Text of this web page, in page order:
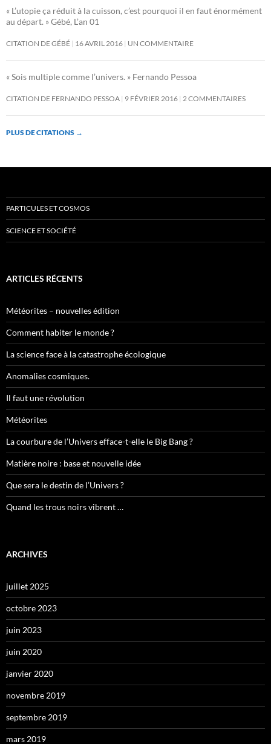
« L’utopie ça réduit à la cuisson, c’est pourquoi il en faut énormément
au départ. » Gébé, L’an 01
CITATION DE GÉBÉ 16 AVRIL 2016 UN COMMENTAIRE
« Sois multiple comme l’univers. » Fernando Pessoa
CITATION DE FERNANDO PESSOA 9 FÉVRIER 2016 2 COMMENTAIRES
PLUS DE CITATIONS →
PARTICULES ET COSMOS
SCIENCE ET SOCIÉTÉ
ARTICLES RÉCENTS
Météorites – nouvelles édition
Comment habiter le monde ?
La science face à la catastrophe écologique
Anomalies cosmiques.
Il faut une révolution
Météorites
La courbure de l’Univers efface-t-elle le Big Bang ?
Matière noire : base et nouvelle idée
Que sera le destin de l’Univers ?
Quand les trous noirs vibrent …
ARCHIVES
juillet 2025
octobre 2023
juin 2023
juin 2020
janvier 2020
novembre 2019
septembre 2019
mars 2019